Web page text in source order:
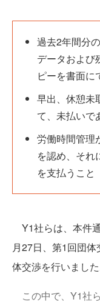
過去2年間分
データおよび
ピーを書面に
早出、休憩未
て、未払いで
労働時間管理
を認め、それ
を支払うこと
Y1社らは、本件
月27日、第1回団
体交渉を行いました
この中で、Y1社